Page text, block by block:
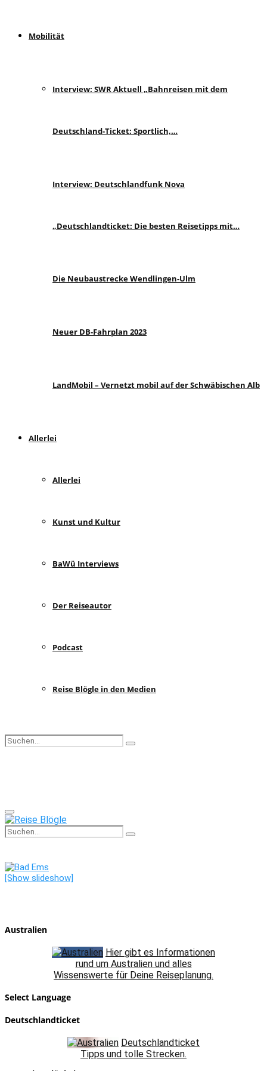
Mobilität
Interview: SWR Aktuell „Bahnreisen mit dem
Deutschland-Ticket: Sportlich,…
Interview: Deutschlandfunk Nova
„Deutschlandticket: Die besten Reisetipps mit…
Die Neubaustrecke Wendlingen-Ulm
Neuer DB-Fahrplan 2023
LandMobil – Vernetzt mobil auf der Schwäbischen Alb
Allerlei
Allerlei
Kunst und Kultur
BaWü Interviews
Der Reiseautor
Podcast
Reise Blögle in den Medien
Search
Search
Primary
Menu
Search
for:
Search
[Show slideshow]
Australien
Hier gibt es Informationen
rund um Australien und alles
Wissenswerte für Deine Reiseplanung.
Select Language
Deutschlandticket
Deutschlandticket
Tipps und tolle Strecken.